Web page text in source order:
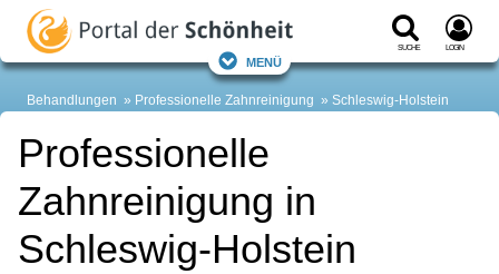
Suche Login
Menü
Behandlungen Professionelle Zahnreinigung Schleswig-Holstein
Professionelle
Zahnreinigung in
Schleswig-Holstein